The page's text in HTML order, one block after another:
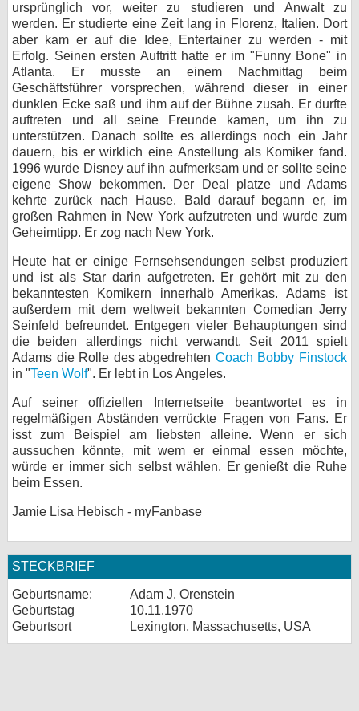
ursprünglich vor, weiter zu studieren und Anwalt zu
werden. Er studierte eine Zeit lang in Florenz, Italien. Dort
aber kam er auf die Idee, Entertainer zu werden - mit
Erfolg. Seinen ersten Auftritt hatte er im "Funny Bone" in
Atlanta. Er musste an einem Nachmittag beim
Geschäftsführer vorsprechen, während dieser in einer
dunklen Ecke saß und ihm auf der Bühne zusah. Er durfte
auftreten und all seine Freunde kamen, um ihn zu
unterstützen. Danach sollte es allerdings noch ein Jahr
dauern, bis er wirklich eine Anstellung als Komiker fand.
1996 wurde Disney auf ihn aufmerksam und er sollte seine
eigene Show bekommen. Der Deal platze und Adams
kehrte zurück nach Hause. Bald darauf begann er, im
großen Rahmen in New York aufzutreten und wurde zum
Geheimtipp. Er zog nach New York.
Heute hat er einige Fernsehsendungen selbst produziert
und ist als Star darin aufgetreten. Er gehört mit zu den
bekanntesten Komikern innerhalb Amerikas. Adams ist
außerdem mit dem weltweit bekannten Comedian Jerry
Seinfeld befreundet. Entgegen vieler Behauptungen sind
die beiden allerdings nicht verwandt. Seit 2011 spielt
Adams die Rolle des abgedrehten Coach Bobby Finstock
in "Teen Wolf". Er lebt in Los Angeles.
Auf seiner offiziellen Internetseite beantwortet es in
regelmäßigen Abständen verrückte Fragen von Fans. Er
isst zum Beispiel am liebsten alleine. Wenn er sich
aussuchen könnte, mit wem er einmal essen möchte,
würde er immer sich selbst wählen. Er genießt die Ruhe
beim Essen.
Jamie Lisa Hebisch - myFanbase
STECKBRIEF
Geburtsname:
Adam J. Orenstein
Geburtstag
10.11.1970
Geburtsort
Lexington, Massachusetts, USA
myFanbase